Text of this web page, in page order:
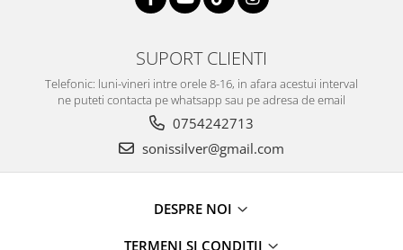
SUPORT CLIENTI
Telefonic: luni-vineri intre orele 8-16, in afara acestui interval
ne puteti contacta pe whatsapp sau pe adresa de email
0754242713
sonissilver@gmail.com
DESPRE NOI
TERMENI SI CONDITII